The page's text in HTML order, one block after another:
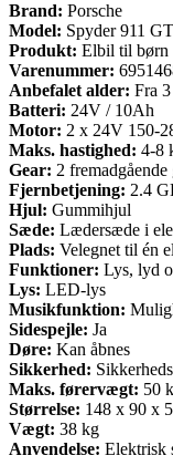
Brand: Porsche
Model: Spyder 911
Produkt: Elbil til børn
Varenummer:
Anbefalet alder: Fra
Batteri: 24V / 10Ah
Motor: 2 x 24V 150-
Maks. hastighed: 4-8
Gear: 2
Fjernbetjening: 2.4
Hjul: Gummihjul
Sæde: Lædersæde i
Plads: Velegnet til én
Funktioner: Lys, lyd
Lys: LED-lys
Musikfunktion:
Sidespejle: Ja
Døre: Kan åbnes
Sikkerhed:
Maks. førervægt: 50
Størrelse: 148 x 90 x
Vægt: 38 kg
Anvendelse: Elektrisk